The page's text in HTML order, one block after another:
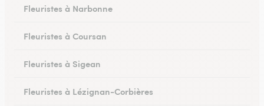
Fleuristes à Narbonne
Fleuristes à Coursan
Fleuristes à Sigean
Fleuristes à Lézignan-Corbières